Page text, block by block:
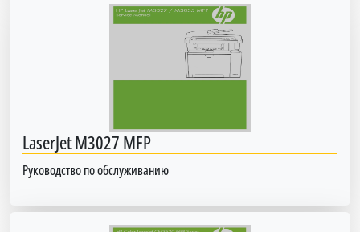
LaserJet M3027 MFP
Руководство по обслуживанию